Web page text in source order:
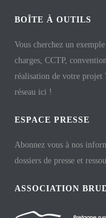
BOÎTE À OUTILS
Vous cherchez un
charges, CCTP,
réalisation de votre projet
réseau ici !
ESPACE PRESSE
Abonnez vous à nos
dossiers de presse et
ASSOCIATION